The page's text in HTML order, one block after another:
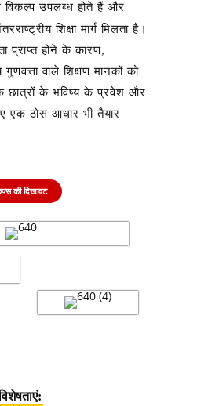
विकल्प उपलब्ध होते हैं और
शिक्षा मार्ग मिलता है।
प्राप्त होने के कारण,
वाले शिक्षण मानकों को
छात्रों के भविष्य के प्रवेश और
एक ठोस आधार भी तैयार
की दिखावट